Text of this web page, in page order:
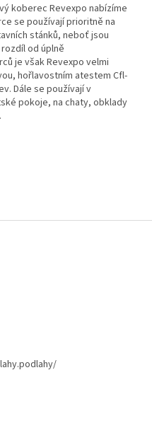
koberec Revexpo nabízíme
se používají prioritně na
stánků, neboť jsou
od úplně
je však Revexpo velmi
hořlavostním atestem Cfl-
Dále se používají v
pokoje, na chaty, obklady